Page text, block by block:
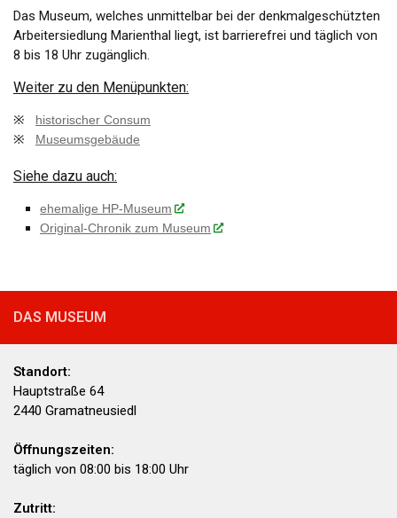
Das Museum, welches unmittelbar bei der denkmalgeschützten
Arbeitersiedlung Marienthal liegt, ist barrierefrei und täglich von
8 bis 18 Uhr zugänglich.
Weiter zu den Menüpunkten:
※ historischer Consum
※ Museumsgebäude
Siehe dazu auch:
ehemalige HP-Museum
Original-Chronik zum Museum
DAS MUSEUM
Standort:
Hauptstraße 64
2440 Gramatneusiedl
Öffnungszeiten:
täglich von 08:00 bis 18:00 Uhr
Zutritt: